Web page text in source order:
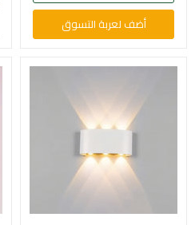
أضف لعربة التسوق